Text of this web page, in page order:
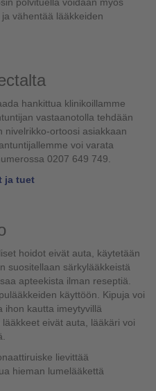
vähentää lääkkeiden
hankittua klinikoillamme
vastaanotolla tehdään
nivelrikko-ortoosi asiakkaan
voi varata
0207 649 749.
ja tuet
hoidot eivät auta, käytetään
suositellaan särkylääkkeistä
apteekista ilman reseptiä.
käyttöön. Kipuja voi
ihon kautta imeytyvillä
eivät auta, lääkäri voi
lievittää
hieman lumelääkettä